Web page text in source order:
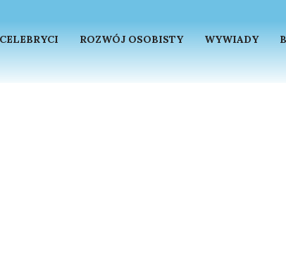
ROZWÓJ OSOBISTY WYWIADY